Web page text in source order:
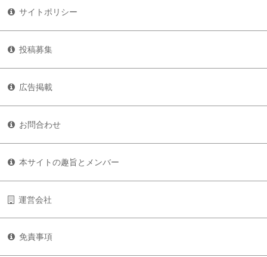
サイトポリシー
投稿募集
広告掲載
お問合わせ
本サイトの趣旨とメンバー
運営会社
免責事項